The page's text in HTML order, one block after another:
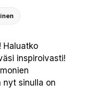
Haluatko
inspiroivasti!
nyt sinulla on